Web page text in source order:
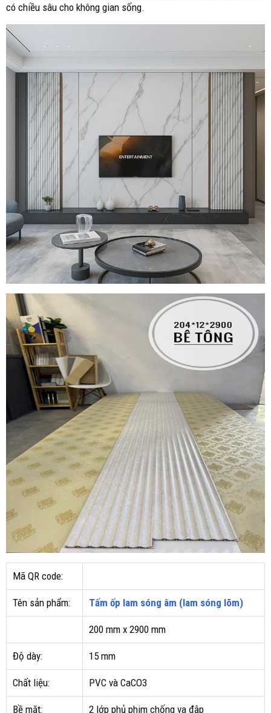
có chiều sâu cho không gian sống.
Mã QR code:
Tên sản phẩm: Tấm ốp lam sóng âm (lam sóng lõm)
200 mm x 2900 mm
Độ dày: 15 mm
Chất liệu: PVC và CaCO3
Bề mặt: 2 lớp phủ phim chống va đập